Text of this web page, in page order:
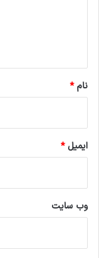
نام*
ایمیل*
وب‌ سایت